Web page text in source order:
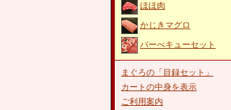
ほほ肉
かじきマグロ
バーべキューセット
まぐろの「目録セット」
カートの中身を表示
ご利用案内